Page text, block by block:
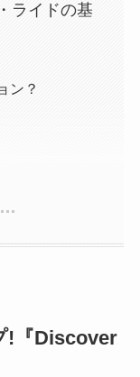
ライドの基
ン？
!『Discover